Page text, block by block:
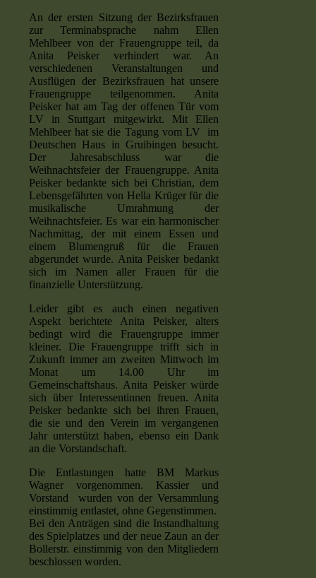
An der ersten Sitzung der Bezirksfrauen
zur Terminabsprache nahm Ellen
Mehlbeer von der Frauengruppe teil, da
Anita Peisker verhindert war. An
verschiedenen Veranstaltungen und
Ausflügen der Bezirksfrauen hat unsere
Frauengruppe teilgenommen. Anita
Peisker hat am Tag der offenen Tür vom
LV in Stuttgart mitgewirkt. Mit Ellen
Mehlbeer hat sie die Tagung vom LV im
Deutschen Haus in Gruibingen besucht.
Der Jahresabschluss war die
Weihnachtsfeier der Frauengruppe. Anita
Peisker bedankte sich bei Christian, dem
Lebensgefährten von Hella Krüger für die
musikalische Umrahmung der
Weihnachtsfeier. Es war ein harmonischer
Nachmittag, der mit einem Essen und
einem Blumengruß für die Frauen
abgerundet wurde. Anita Peisker bedankt
sich im Namen aller Frauen für die
finanzielle Unterstützung.
Leider gibt es auch einen negativen
Aspekt berichtete Anita Peisker, alters
bedingt wird die Frauengruppe immer
kleiner. Die Frauengruppe trifft sich in
Zukunft immer am zweiten Mittwoch im
Monat um 14.00 Uhr im
Gemeinschaftshaus. Anita Peisker würde
sich über Interessentinnen freuen. Anita
Peisker bedankte sich bei ihren Frauen,
die sie und den Verein im vergangenen
Jahr unterstützt haben, ebenso ein Dank
an die Vorstandschaft.
Die Entlastungen hatte BM Markus
Wagner vorgenommen. Kassier und
Vorstand wurden von der Versammlung
einstimmig entlastet, ohne Gegenstimmen.
Bei den Anträgen sind die Instandhaltung
des Spielplatzes und der neue Zaun an der
Bollerstr. einstimmig von den Mitgliedern
beschlossen worden.